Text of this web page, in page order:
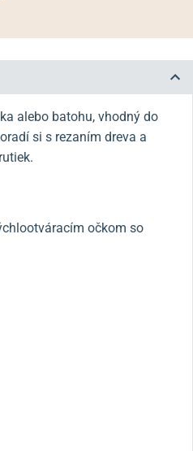
alebo batohu, vhodný do
si s rezaním dreva a
očkom so